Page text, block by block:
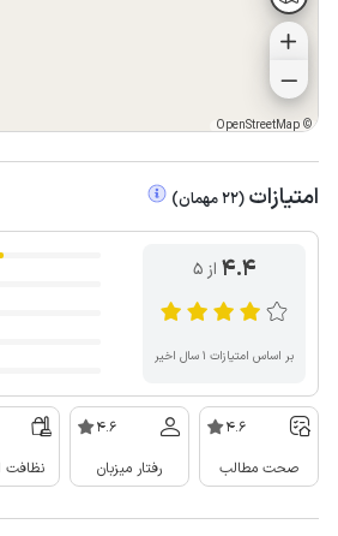
©
OpenStreetMap
امتیازات (
22مهمان)
4.4 از ۵
بر اساس امتیازات ۱ سال اخیر
4.6
صحت مطالب
4.6
رفتار میزبان
نظافت